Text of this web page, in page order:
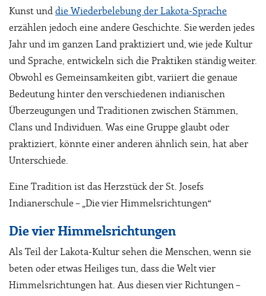
Kunst und die Wiederbelebung der Lakota-Sprache
erzählen jedoch eine andere Geschichte. Sie werden jedes
Jahr und im ganzen Land praktiziert und, wie jede Kultur
und Sprache, entwickeln sich die Praktiken ständig weiter.
Obwohl es Gemeinsamkeiten gibt, variiert die genaue
Bedeutung hinter den verschiedenen indianischen
Überzeugungen und Traditionen zwischen Stämmen,
Clans und Individuen. Was eine Gruppe glaubt oder
praktiziert, könnte einer anderen ähnlich sein, hat aber
Unterschiede.
Eine Tradition ist das Herzstück der St. Josefs
Indianerschule – „Die vier Himmelsrichtungen“
Die vier Himmelsrichtungen
Als Teil der Lakota-Kultur sehen die Menschen, wenn sie
beten oder etwas Heiliges tun, dass die Welt vier
Himmelsrichtungen hat. Aus diesen vier Richtungen –